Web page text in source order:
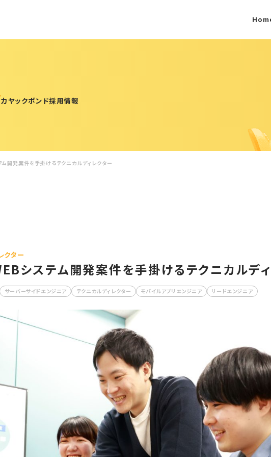
カヤックボンド採用情報
開発案件を手掛けるテクニカルディレクター
クター
システム開発案件を手掛けるテクニカルデ
サーバーサイドエンジニア テクニカルディレクター モバイルアプリエンジニア リードエンジニア